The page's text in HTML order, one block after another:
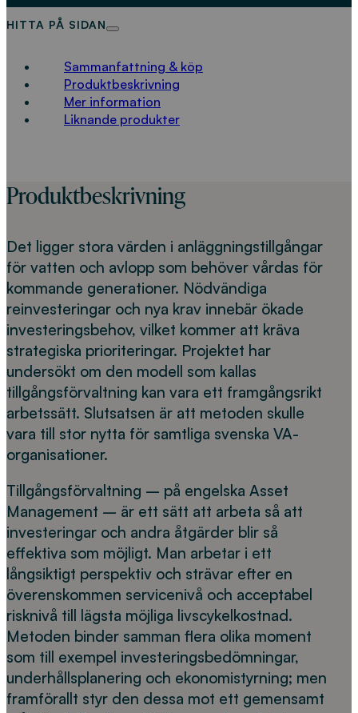
HITTA PÅ SIDAN
Sammanfattning & köp
Produktbeskrivning
Mer information
Liknande produkter
Produktbeskrivning
Det ligger stora värden i anläggningstillgångar
för vatten och avlopp som behöver vårdas för
kommande generationer. Nödvändiga
reinvesteringar och nya krav innebär ökade
investeringsbehov, vilket kommer att kräva
strategiska prioriteringar. Projektet har
undersökt om den modell som kallas
tillgångsförvaltning kan vara ett framgångsrikt
arbetssätt. Slutsatsen är att metoden skulle
vara till stor nytta för samtliga svenska VA-
organisationer.
Tillgångsförvaltning – på engelska Asset
Management – är ett sätt att arbeta så att
investeringar och andra åtgärder blir så
effektiva som möjligt. Man arbetar i ett
långsiktigt perspektiv och strävar efter en
överenskommen servicenivå och acceptabel
risknivå till lägsta möjliga livscykelkostnad.
Metoden binder samman flera olika moment
som till exempel investeringsbedömningar,
underhållsplanering och ekonomistyrning; men
framförallt styr den dessa mot ett gemensamt